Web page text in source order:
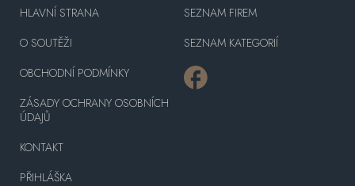
HLAVNÍ STRANA
O SOUTĚŽI
OBCHODNÍ PODMÍNKY
ZÁSADY OCHRANY OSOBNÍCH
ÚDAJŮ
KONTAKT
PŘIHLÁŠKA
SEZNAM FIREM
SEZNAM KATEGORIÍ